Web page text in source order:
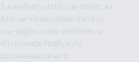
uafoot-statti.rue-abis1c.ru
kts-services.rudark-sand.ru
x-legion.rusib-archives.ru
venda-festival.ru